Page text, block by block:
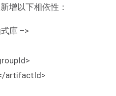
增以下相依性：
庫 –>
artifactId>